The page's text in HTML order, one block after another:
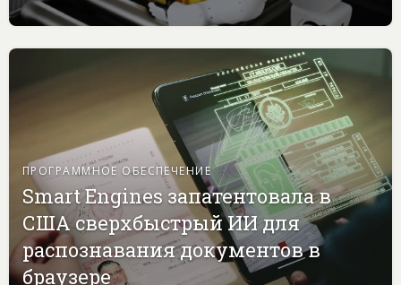
ПРОГРАММНОЕ ОБЕСПЕЧЕНИЕ
Smart Engines запатентовала в
США сверхбыстрый ИИ для
распознавания документов в
браузере